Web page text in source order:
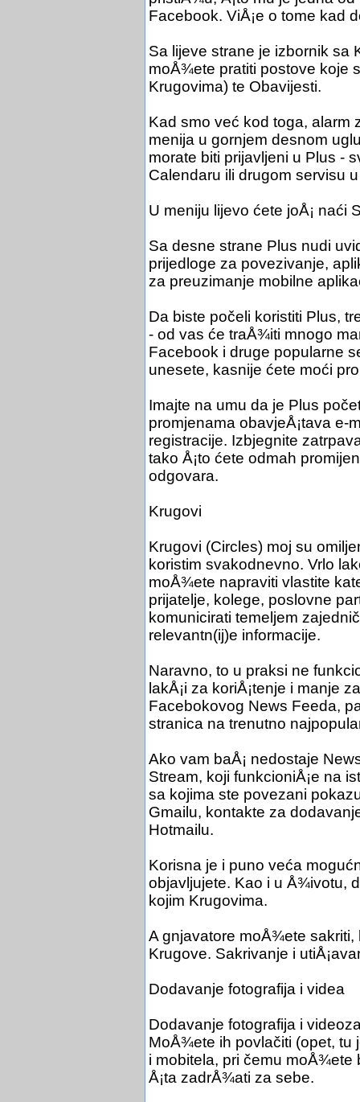
Facebook. ViÅ¡e o tome kad
Sa lijeve strane je izbornik sa
moÅ¾ete pratiti postove koje
Krugovima) te Obavijesti.
Kad smo već kod toga, alarm
menija u gornjem desnom
morate biti prijavljeni u Plus -
Calendaru ili drugom servisu
U meniju lijevo ćete joÅ¡ naći
Sa desne strane Plus nudi
prijedloge za povezivanje,
za preuzimanje mobilne
Da biste počeli koristiti Plus,
- od vas će traÅ¾iti mnogo
Facebook i druge popularne
unesete, kasnije ćete moći
Imajte na umu da je Plus
promjenama obavjeÅ¡tava e-
registracije. Izbjegnite
tako Å¡to ćete odmah
odgovara.
Krugovi
Krugovi (Circles) moj su
koristim svakodnevno. Vrlo
moÅ¾ete napraviti vlastite
prijatelje, kolege, poslovne
komunicirati temeljem
relevantn(ij)e informacije.
Naravno, to u praksi ne
lakÅ¡i za koriÅ¡tenje i manje
Facebokovog News Feeda,
stranica na trenutno
Ako vam baÅ¡ nedostaje
Stream, koji funkcioniÅ¡e na
sa kojima ste povezani
Gmailu, kontakte za
Hotmailu.
Korisna je i puno veća
objavljujete. Kao i u Å¾ivotu,
kojim Krugovima.
A gnjavatore moÅ¾ete sakriti,
Krugove. Sakrivanje i
Dodavanje fotografija i videa
Dodavanje fotografija i
MoÅ¾ete ih povlačiti (opet, tu
i mobitela, pri čemu moÅ¾ete
Å¡ta zadrÅ¾ati za sebe.